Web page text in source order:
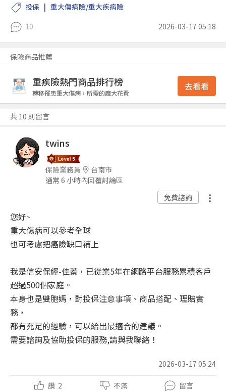
投保
重大傷病險/重大疾病險
10
2026-03-17 05:18
保險商品推薦
重疾險熱門商品排行榜
轉移罹患重大傷病，所需的龐大花費
去看看
共 10 則留言
twins
保險業務員
台南市
通常 6 小時內回覆討論區
免費諮詢
您好~
重大傷病可以參考全球
也可考慮把癌險缺口補上
我是信安保經-佳蓁，已從業5年在網路平台服務累積客戶
超過500個家庭。
本身也是雙胞媽，對投保注意事項、商品搭配、理賠實
務，
都有充足的經驗，可以給出最適合的建議。
需要諮詢及協助投保的服務,請與我聯絡！
2026-03-17 05:24
讚 2 不滿 留言